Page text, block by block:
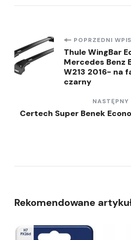
Nawigacja
wpisu
POPRZEDNI WPIS
Thule WingBar
Mercedes Benz
W213 2016- na
czarny
NASTĘPNY
Certech Super Benek
Rekomendowane